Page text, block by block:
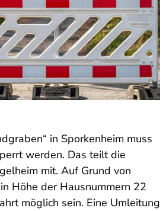
in Sporkenheim muss
werden. Das teilt die
mit. Auf Grund von
Höhe der Hausnummern 22
möglich sein. Eine Umleitung